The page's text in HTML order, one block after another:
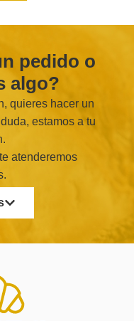
pedido o
algo?
quieres hacer un
estamos a tu
atenderemos